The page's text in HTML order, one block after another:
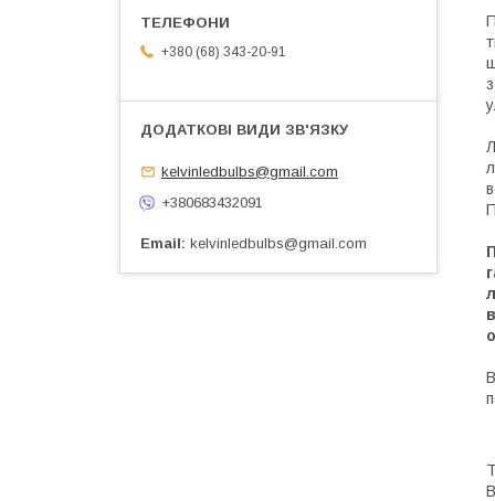
+380 (68) 343-20-91
kelvinledbulbs@gmail.com
+380683432091
Email kelvinledbulbs@gmail.com